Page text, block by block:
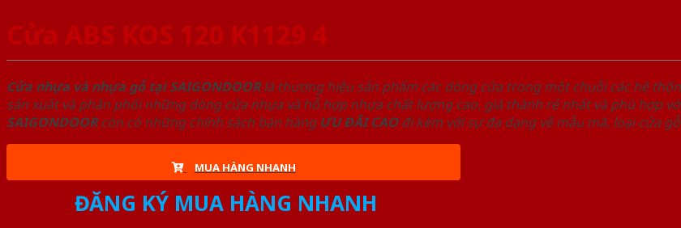
Cửa ABS KOS 120 K1129 4
Cửa nhựa và nhựa gỗ tại SAIGONDOORlà thương hiệu sản phẩm các dòng cửa trong một chuỗi các hệ
sản xuất và phân phối những dòng cửa nhựa và hỗ hợp nhựa chất lượng cao, giá thành rẻ nhất và phù hợp
SAIGONDOORcòn có những chính sách bán hàng ƯU ĐÃI CAOđi kèm với sự đa dạng về mẫu mã, loại cửa
MUA HÀNG NHANH
ĐĂNG KÝ MUA HÀNG NHANH